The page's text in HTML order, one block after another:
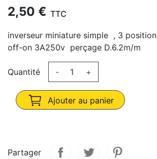
2,50 € TTC
inverseur miniature simple , 3
off-on 3A250v perçage D.6.2m/m
Quantité - +
Ajouter au panier
Partager